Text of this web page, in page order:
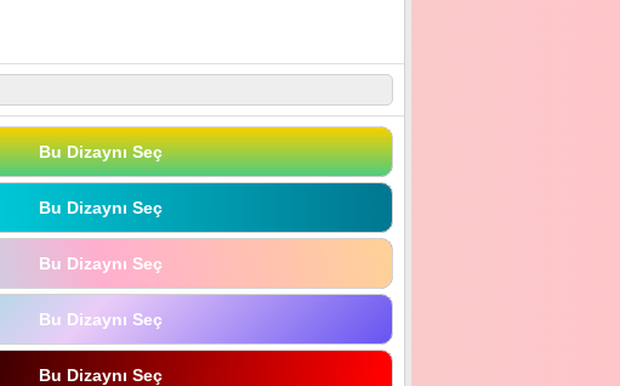
Bu Dizaynı Seç
Bu Dizaynı Seç
Bu Dizaynı Seç
Bu Dizaynı Seç
Bu Dizaynı Seç